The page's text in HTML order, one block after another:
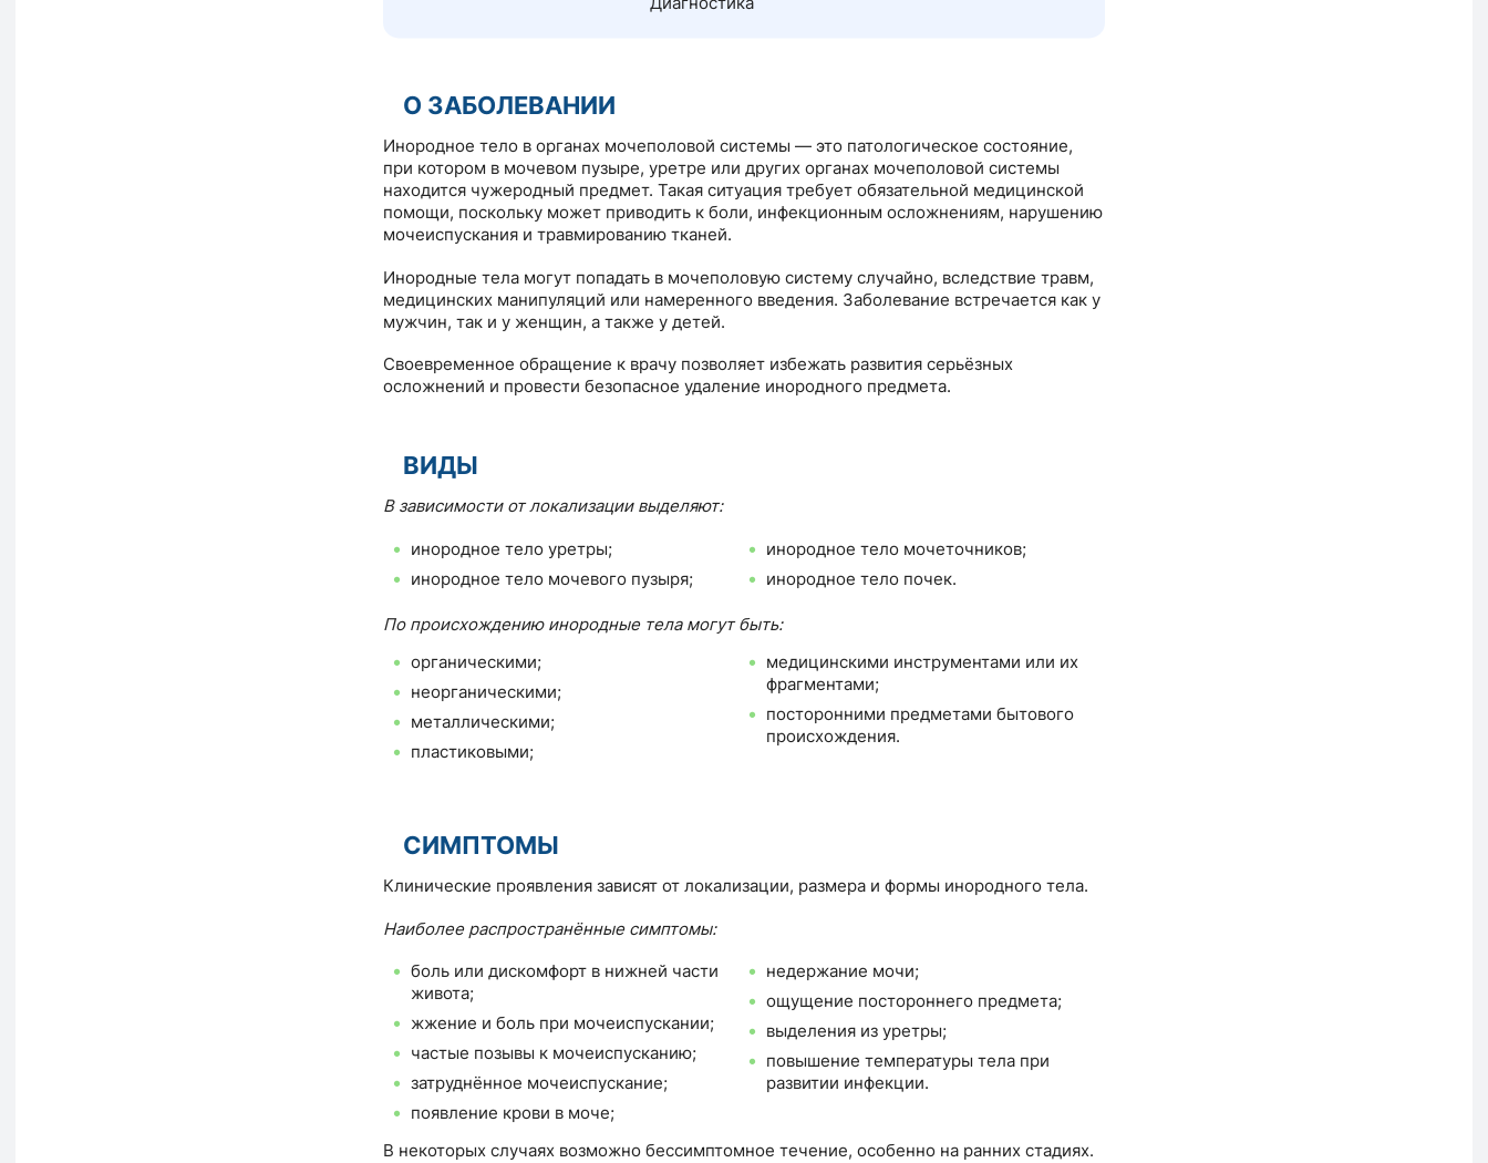
О ЗАБОЛЕВАНИИ
Инородное тело в органах мочеполовой системы — это патологическое состояние,
при котором в мочевом пузыре, уретре или других органах мочеполовой системы
находится чужеродный предмет. Такая ситуация требует обязательной медицинской
помощи, поскольку может приводить к боли, инфекционным осложнениям, нарушению
мочеиспускания и травмированию тканей.
Инородные тела могут попадать в мочеполовую систему случайно, вследствие травм,
медицинских манипуляций или намеренного введения. Заболевание встречается как у
мужчин, так и у женщин, а также у детей.
Своевременное обращение к врачу позволяет избежать развития серьёзных
осложнений и провести безопасное удаление инородного предмета.
ВИДЫ
В зависимости от локализации выделяют:
инородное тело уретры;
инородное тело мочевого пузыря;
инородное тело мочеточников;
инородное тело почек.
По происхождению инородные тела могут быть:
органическими;
неорганическими;
металлическими;
пластиковыми;
медицинскими инструментами или их
фрагментами;
посторонними предметами бытового
происхождения.
СИМПТОМЫ
Клинические проявления зависят от локализации, размера и формы инородного тела.
Наиболее распространённые симптомы:
боль или дискомфорт в нижней части
живота;
жжение и боль при мочеиспускании;
частые позывы к мочеиспусканию;
затруднённое мочеиспускание;
появление крови в моче;
недержание мочи;
ощущение постороннего предмета;
выделения из уретры;
повышение температуры тела при
развитии инфекции.
В некоторых случаях возможно бессимптомное течение, особенно на ранних стадиях.